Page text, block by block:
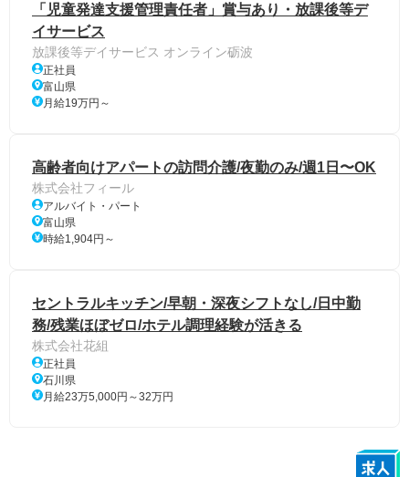
「児童発達支援管理責任者」賞与あり・放課後等デ
イサービス
放課後等デイサービス オンライン砺波
正社員
富山県
月給19万円～
高齢者向けアパートの訪問介護/夜勤のみ/週1日〜OK
株式会社フィール
アルバイト・パート
富山県
時給1,904円～
セントラルキッチン/早朝・深夜シフトなし/日中勤
務/残業ほぼゼロ/ホテル調理経験が活きる
株式会社花組
正社員
石川県
月給23万5,000円～32万円